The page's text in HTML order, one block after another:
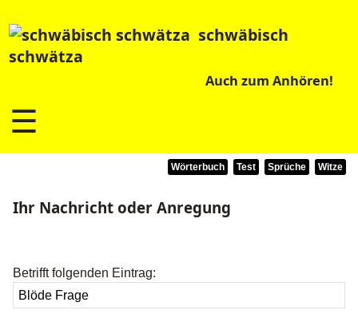
schwäbisch
schwätza
Auch zum Anhören!
☰
Wörterbuch Test Sprüche Witze
Ihr Nachricht oder Anregung
Betrifft folgenden Eintrag: